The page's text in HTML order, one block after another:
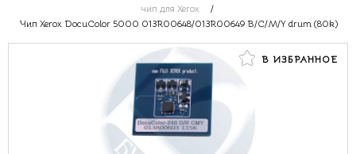
чип для Xerox
/
Чип Xerox DocuColor 5000 013R00648/013R00649 B/C/M/Y drum (80k)
В ИЗБРАННОЕ